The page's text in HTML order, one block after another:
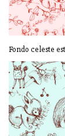
Fondo celeste